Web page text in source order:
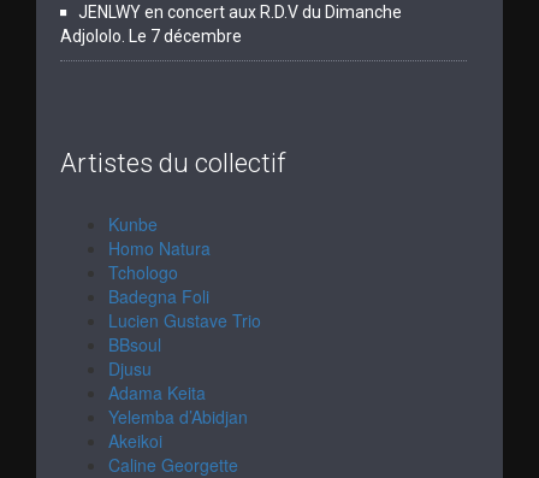
JENLWY en concert aux R.D.V du Dimanche
Adjololo. Le 7 décembre
Artistes du collectif
Kunbe
Homo Natura
Tchologo
Badegna Foli
Lucien Gustave Trio
BBsoul
Djusu
Adama Keita
Yelemba d’Abidjan
Akeikoi
Caline Georgette